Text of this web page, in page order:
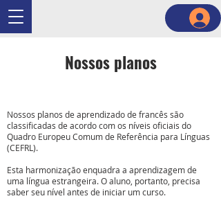
Nossos planos
Nossos planos de aprendizado de francês são
classificadas de acordo com os níveis oficiais do
Quadro Europeu Comum de Referência para Línguas
(CEFRL).
Esta harmonização enquadra a aprendizagem de
uma língua estrangeira. O aluno, portanto, precisa
saber seu nível antes de iniciar um curso.